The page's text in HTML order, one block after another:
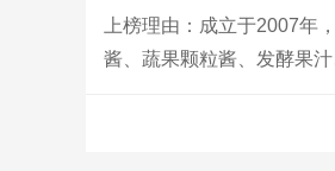
上榜理由：成立于2007年
酱、蔬果颗粒酱、发酵果